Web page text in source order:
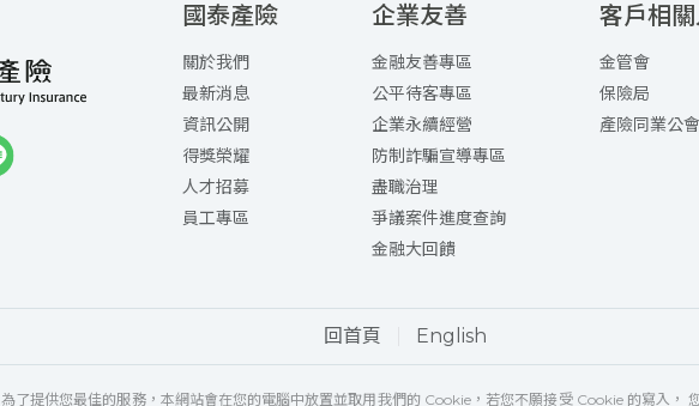
國泰產險
關於我們
最新消息
資訊公開
得獎榮耀
人才招募
員工專區
企業友善
金融友善專區
公平待客專區
企業永續經營
防制詐騙宣導專區
盡職治理
爭議案件進度查詢
金融大回饋
客戶相
金管會
保險局
產險同業公會
回首頁 English
為了提供您最佳的服務，本網站會在您的電腦中放置並取用我們的 Cookie，若您不願接受 Cookie 的寫入，